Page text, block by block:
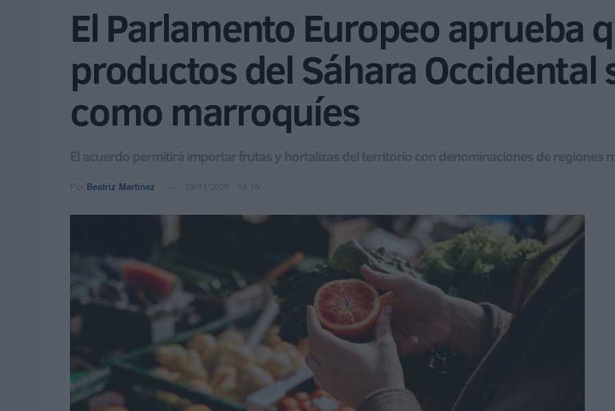
El Parlamento Europeo aprueba
productos del Sáhara Occidental
como marroquíes
El acuerdo permitirá importar frutas y hortalizas del territorio con denominaciones de regiones
Por Beatriz Martínez 28/11/2025 - 18:16